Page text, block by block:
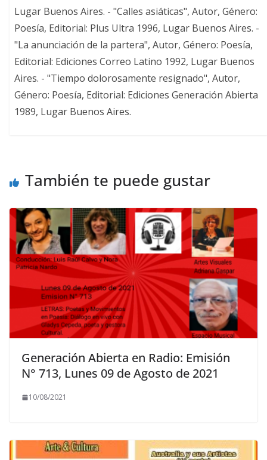
Lugar Buenos Aires. - "Calles asiáticas", Autor, Género:
Poesía, Editorial: Plus Ultra 1996, Lugar Buenos Aires. -
"La anunciación de la partera", Autor, Género: Poesía,
Editorial: Ediciones Correo Latino 1992, Lugar Buenos
Aires. - "Tiempo dolorosamente resignado", Autor,
Género: Poesía, Editorial: Ediciones Generación Abierta
1989, Lugar Buenos Aires.
También te puede gustar
Generación Abierta en Radio: Emisión
N° 713, Lunes 09 de Agosto de 2021
10/08/2021